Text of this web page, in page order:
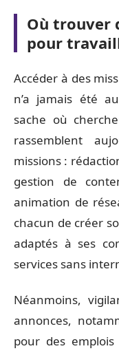
Où trouver
pour
Accéder à des
n’a jamais été
sache où
rassemblent
missions :
gestion de
animation de
chacun de créer
adaptés à ses
services sans
Néanmoins,
annonces,
pour des